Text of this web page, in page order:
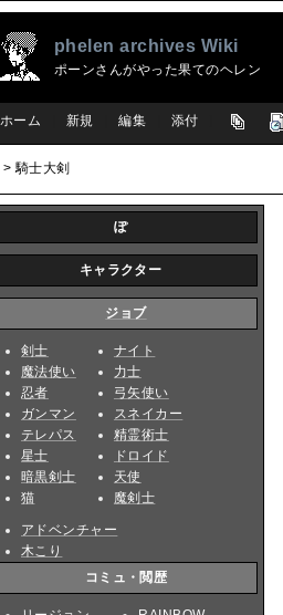
phelen archives Wiki
ポーンさんがやった果てのヘレン
ホーム 新規 編集 添付
> 騎士大剣
ぽ
キャラクター
ジョブ
剣士
魔法使い
忍者
ガンマン
テレパス
星士
暗黒剣士
猫
ナイト
力士
弓矢使い
スネイカー
精霊術士
ドロイド
天使
魔剣士
アドベンチャー
木こり
コミュ・閲歴